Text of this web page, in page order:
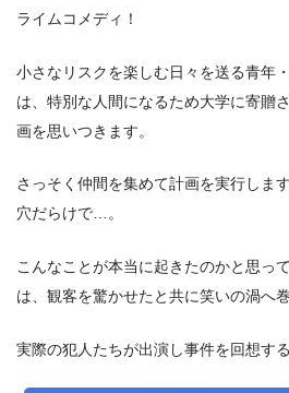
ライムコメディ！
小さなリスクを楽しむ日々を送る青年
は、特別な人間になるため大学に寄贈
画を思いつきます。
さっそく仲間を集めて計画を実行しま
穴だらけで…。
こんなことが本当に起きたのかと思っ
は、観客を驚かせたと共に笑いの渦へ
実際の犯人たちが出演し事件を回想す